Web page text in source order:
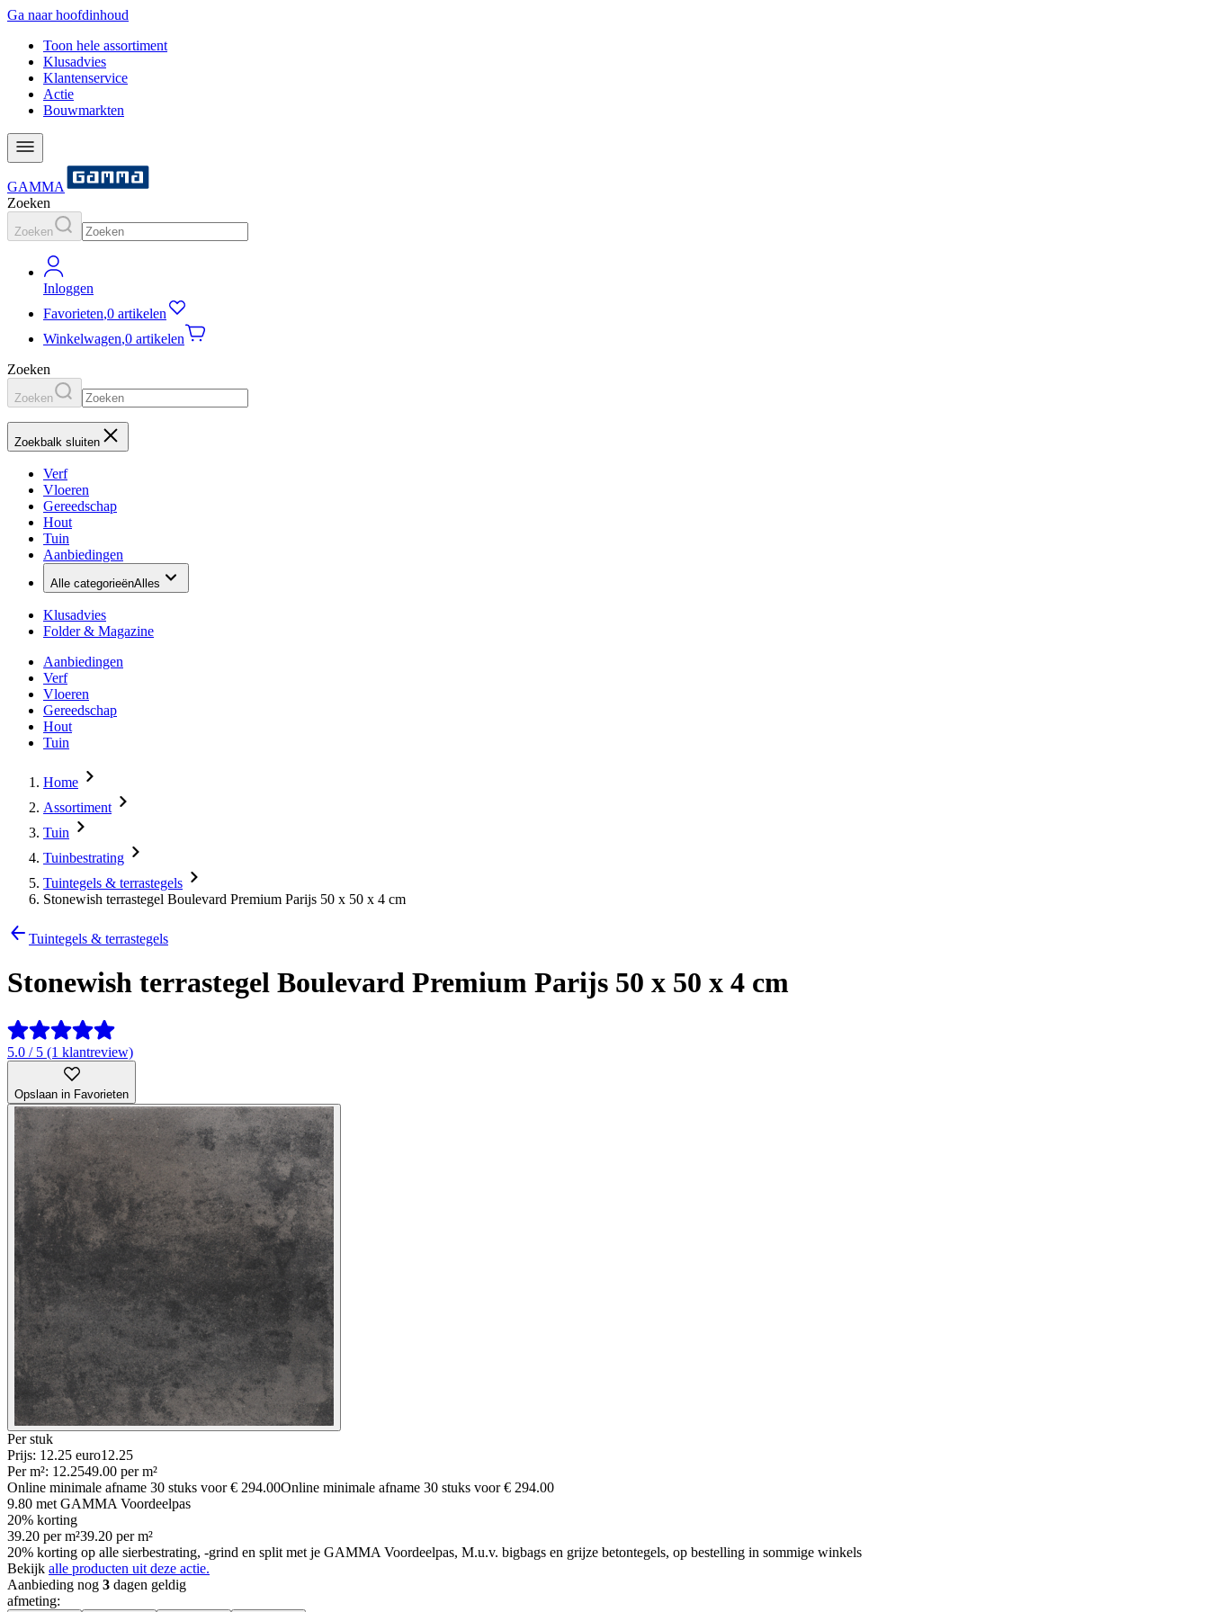
Ga naar hoofdinhoud
Toon hele assortiment
Klusadvies
Klantenservice
Actie
Bouwmarkten
GAMMA
Zoeken
Zoeken
Inloggen
Favorieten,0 artikelen
Winkelwagen,0 artikelen
Zoeken
Zoeken
Zoekbalk sluiten
Verf
Vloeren
Gereedschap
Hout
Tuin
Aanbiedingen
Alle categorieënAlles
Klusadvies
Folder & Magazine
Aanbiedingen
Verf
Vloeren
Gereedschap
Hout
Tuin
Home
Assortiment
Tuin
Tuinbestrating
Tuintegels & terrastegels
Stonewish terrastegel Boulevard Premium Parijs 50 x 50 x 4 cm
Tuintegels & terrastegels
Stonewish terrastegel Boulevard Premium Parijs 50 x 50 x 4 cm
5.0 / 5 (1 klantreview)
Opslaan in Favorieten
Per stuk
Prijs: 12.25 euro12.25
Per m²: 12.2549.00 per m²
Online minimale afname 30 stuks voor€ 294.00Online minimale afname 30 stuks voor€ 294.00
9.80 met GAMMA Voordeelpas
20% korting
39.20 per m²39.20 per m²
20% korting op alle sierbestrating, -grind en split met je GAMMA Voordeelpas, M.u.v. bigbags en grijze betontegels, op bestelling in sommige winkels
Bekijk alle producten uit deze actie.
Aanbieding nog 3 dagen geldig
afmeting: